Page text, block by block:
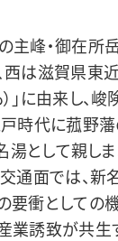
峰・御在所
は滋賀県東
」に由来し
時代に菰野
として親し
通面では、
衝としての
業誘致が共